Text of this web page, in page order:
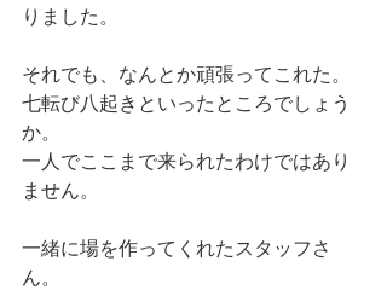
りました。
それでも、なんとか頑張ってこれた。
七転び八起きといったところでしょう
か。
一人でここまで来られたわけではあり
ません。
一緒に場を作ってくれたスタッフさ
ん。